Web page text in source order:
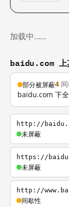
加载中……
baidu.com 上
部分被屏蔽4
baidu.com 下
http://
未屏蔽
https://
未屏蔽
http://
间歇性